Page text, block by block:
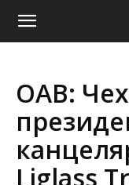
ҚИРҒИЗИСТОН
ЯНГИЛИКЛАРИ
ОАВ: Чех
Liglass